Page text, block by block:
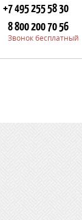
+7 495 255 58 30
8 800 200 70 56
Звонок бесплатный